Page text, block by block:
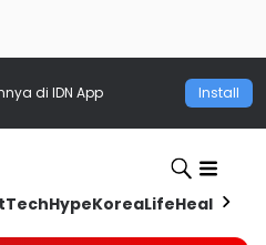
di IDN App Install
TechHypeKoreaLifeHealth